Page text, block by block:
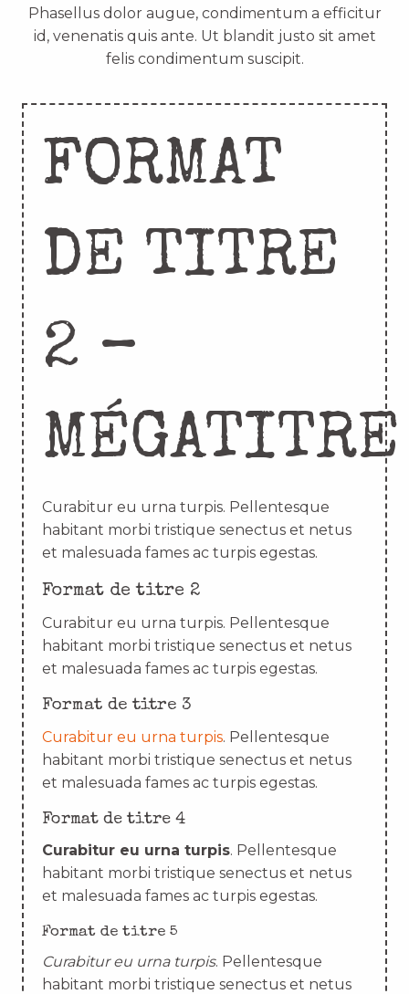
Phasellus dolor augue, condimentum a efficitur
id, venenatis quis ante. Ut blandit justo sit amet
felis condimentum suscipit.
FORMAT
DE TITRE
2 –
MÉGATITRE
Curabitur eu urna turpis. Pellentesque
habitant morbi tristique senectus et netus
et malesuada fames ac turpis egestas.
Format de titre 2
Curabitur eu urna turpis. Pellentesque
habitant morbi tristique senectus et netus
et malesuada fames ac turpis egestas.
Format de titre 3
Curabitur eu urna turpis. Pellentesque
habitant morbi tristique senectus et netus
et malesuada fames ac turpis egestas.
Format de titre 4
Curabitur eu urna turpis. Pellentesque
habitant morbi tristique senectus et netus
et malesuada fames ac turpis egestas.
Format de titre 5
Curabitur eu urna turpis. Pellentesque
habitant morbi tristique senectus et netus